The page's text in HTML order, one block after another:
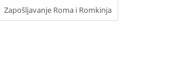
Zapošljavanje Roma i Romkinja